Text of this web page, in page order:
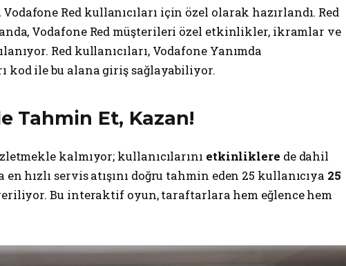
, Vodafone Red kullanıcıları için özel olarak hazırlandı. Red
Vodafone Red müşterileri özel etkinlikler, ikramlar ve
Red kullanıcıları, Vodafone Yanımda
kod ile bu alana giriş sağlayabiliyor.
Tahmin Et, Kazan!
kalmıyor; kullanıcılarını etkinliklere de dahil
hızlı servis atışını doğru tahmin eden 25 kullanıcıya 25
Bu interaktif oyun, taraftarlara hem eğlence hem